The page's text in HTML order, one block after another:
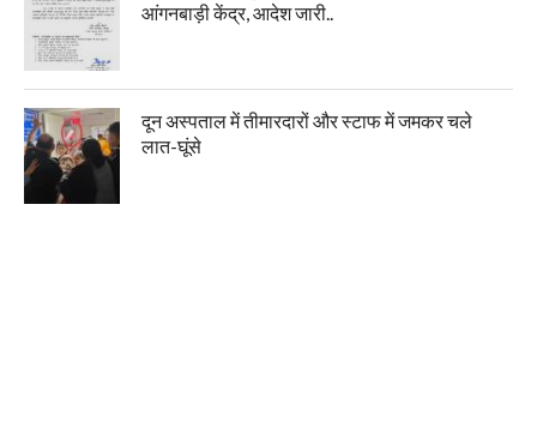
आंगनबाड़ी केंद्र, आदेश जारी..
दून अस्पताल में तीमारदारों और स्टाफ में जमकर चले
लात-घूंसे